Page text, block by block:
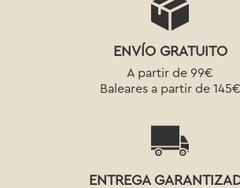
ENVÍO GRATUITO
A partir de 99€
Baleares a partir de 145€
ENTREGA